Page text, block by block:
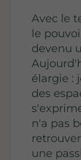
Avec le
le
devenu
élargie :
des
n'a pas
une